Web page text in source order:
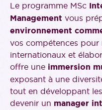
Le programme MSc
Management vous
environnement
vos compétences pour
internationaux et
offre une immersion
exposant à une
tout en développant
devenir un manager